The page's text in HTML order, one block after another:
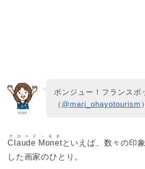
mari
ボンジュー！フランスボ
（ @mari_ohayotourism
Claude Monet
クロード・モネ
といえば、数々の印
した画家のひとり。